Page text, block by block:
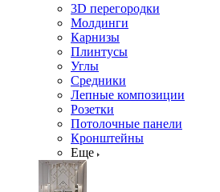
3D перегородки
Молдинги
Карнизы
Плинтусы
Углы
Средники
Лепные композиции
Розетки
Потолочные панели
Кронштейны
Еще